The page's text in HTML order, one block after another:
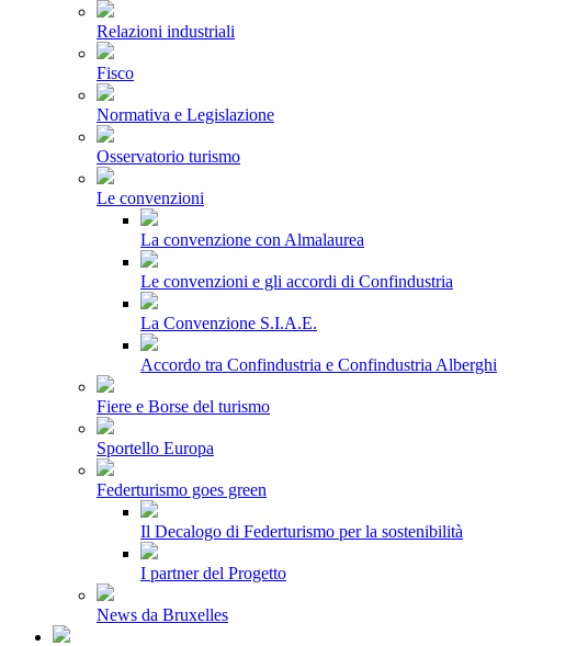
Relazioni industriali
Fisco
Normativa e Legislazione
Osservatorio turismo
Le convenzioni
La convenzione con Almalaurea
Le convenzioni e gli accordi di Confindustria
La Convenzione S.I.A.E.
Accordo tra Confindustria e Confindustria Alberghi
Fiere e Borse del turismo
Sportello Europa
Federturismo goes green
Il Decalogo di Federturismo per la sostenibilità
I partner del Progetto
News da Bruxelles